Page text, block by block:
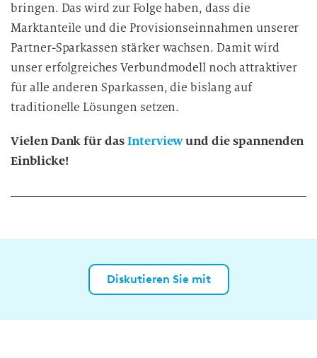
bringen. Das wird zur Folge haben, dass die
Marktanteile und die Provisionseinnahmen unserer
Partner-Sparkassen stärker wachsen. Damit wird
unser erfolgreiches Verbundmodell noch attraktiver
für alle anderen Sparkassen, die bislang auf
traditionelle Lösungen setzen.
Vielen Dank für dasInterviewund die spannenden
Einblicke!
Diskutieren Sie mit